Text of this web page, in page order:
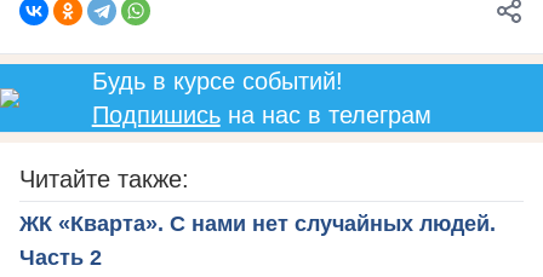
Будь в курсе событий!
Подпишисьна нас в телеграм
Читайте также:
ЖК «Кварта». С нами нет случайных людей.
Часть 2